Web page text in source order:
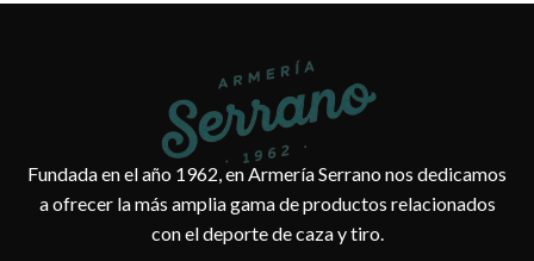
Fundada en el año 1962, en Armería Serrano nos dedicamos
a ofrecer la más amplia gama de productos relacionados
con el deporte de caza y tiro.